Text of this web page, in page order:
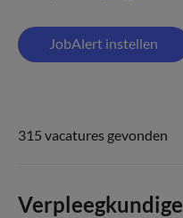
JobAlert instellen
315 vacatures gevonden
Verpleegkundige